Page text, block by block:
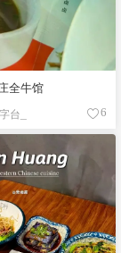
全牛馆
台_ 6